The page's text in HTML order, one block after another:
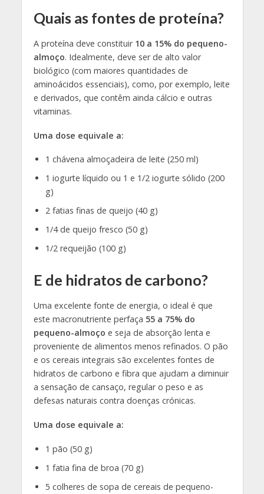
Quais as fontes de proteína?
A proteína deve constituir 10 a 15% do pequeno-
almoço. Idealmente, deve ser de alto valor
biológico (com maiores quantidades de
aminoácidos essenciais), como, por exemplo, leite
e derivados, que contêm ainda cálcio e outras
vitaminas.
Uma dose equivale a:
1 chávena almoçadeira de leite (250 ml)
1 iogurte líquido ou 1 e 1/2 iogurte sólido (200
g)
2 fatias finas de queijo (40 g)
1/4 de queijo fresco (50 g)
1/2 requeijão (100 g)
E de hidratos de carbono?
Uma excelente fonte de energia, o ideal é que
este macronutriente perfaça 55 a 75% do
pequeno-almoço e seja de absorção lenta e
proveniente de alimentos menos refinados. O pão
e os cereais integrais são excelentes fontes de
hidratos de carbono e fibra que ajudam a diminuir
a sensação de cansaço, regular o peso e as
defesas naturais contra doenças crónicas.
Uma dose equivale a:
1 pão (50 g)
1 fatia fina de broa (70 g)
5 colheres de sopa de cereais de pequeno-